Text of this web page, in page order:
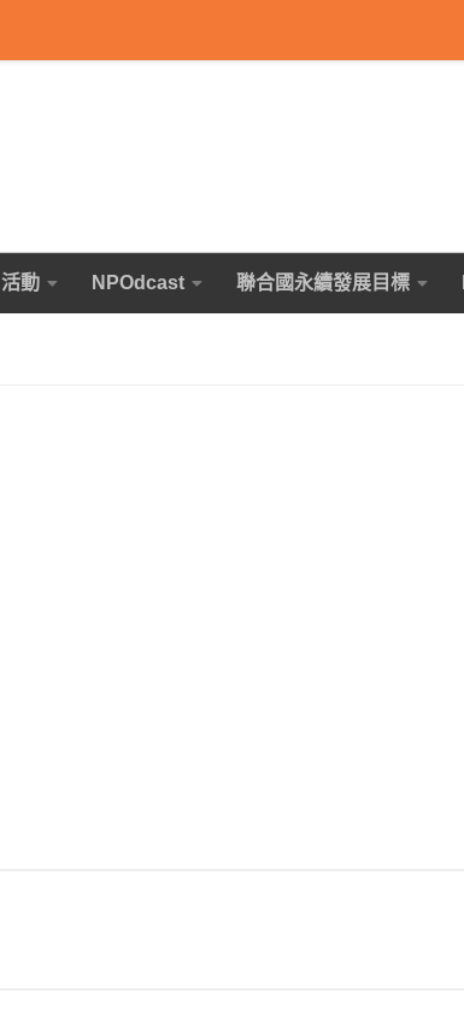
活動 NPOdcast 聯合國永續發展目標